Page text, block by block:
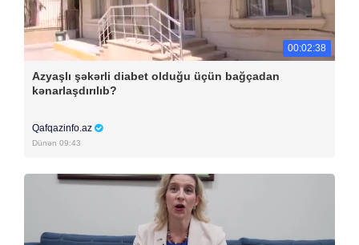
00:02:38
Azyaşlı şəkərli diabet olduğu üçün bağçadan
kənarlaşdırılıb?
Qafqazinfo.az
Dünən 09:43